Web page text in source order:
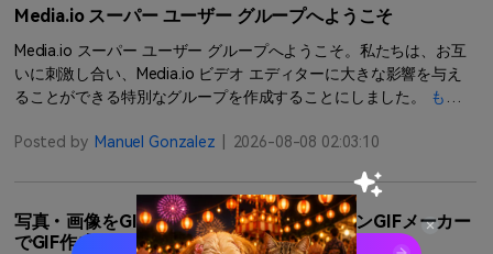
Media.io スーパー ユーザー グループへようこそ
Media.io スーパー ユーザー グループへようこそ。私たちは、お互
いに刺激し合い、Media.io ビデオ エディターに大きな影響を与え
ることができる特別なグループを作成することにしました。
もっと
Posted by Manuel Gonzalez 2026-08-08 02:03:10
写真・画像をGIFにする方法｜無料オンラインGIFメーカー
でGIF作成